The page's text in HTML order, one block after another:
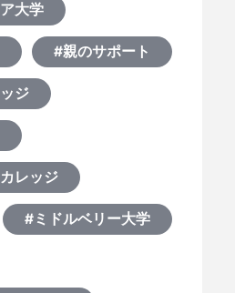
大学
#親のサポート
ジ
レッジ
#ミドルベリー大学